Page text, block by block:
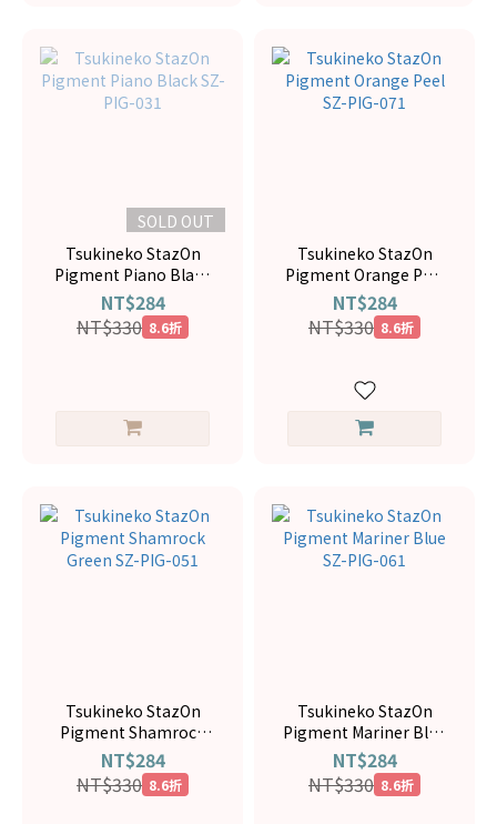
SOLD OUT
Tsukineko StazOn
Pigment Piano Black
SZ-PIG-031
NT$284
NT$330 8.6折
Tsukineko StazOn
Pigment Orange Peel
SZ-PIG-071
NT$284
NT$330 8.6折
Tsukineko StazOn
Pigment Shamrock
Green SZ-PIG-051
NT$284
NT$330 8.6折
Tsukineko StazOn
Pigment Mariner Blue
SZ-PIG-061
NT$284
NT$330 8.6折